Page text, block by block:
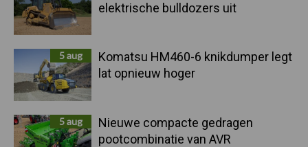
elektrische bulldozers uit
5 aug
Komatsu HM460-6 knikdumper legt
lat opnieuw hoger
5 aug
Nieuwe compacte gedragen
pootcombinatie van AVR